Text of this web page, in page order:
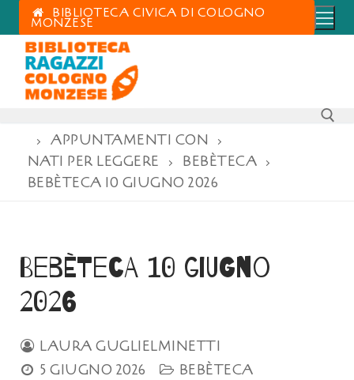
BIBLIOTECA CIVICA DI COLOGNO
MONZESE
APPUNTAMENTI CON
NATI PER LEGGERE
BEBÈTECA
BEBÈTECA 10 GIUGNO 2026
Bebèteca 10 giugno
2026
LAURA GUGLIELMINETTI
5 GIUGNO 2026
BEBÈTECA